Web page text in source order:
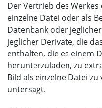
Der Vertrieb des
einzelne Datei oder als
Datenbank oder
jeglicher Derivate, die
enthalten, die es einem
herunterzuladen, zu
Bild als einzelne Datei
untersagt.